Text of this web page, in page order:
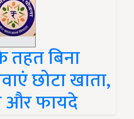
बिना
छोटा खाता,
और फायदे